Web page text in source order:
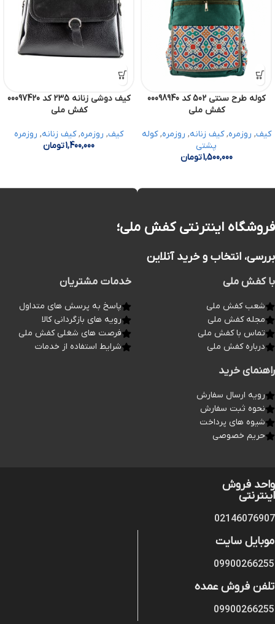
کوله طرح سنتی 502 کد 00098940
کفش ملی
کیف, روزمره,کیف زنانه, روزمره,کوله
پشتی
1,500,000تومان
کیف دوشی زنانه 235 کد 00097420
کفش ملی
کیف, روزمره,کیف زنانه, روزمره
1,400,000تومان
فروشگاه اینترنتی کفش ملی؛
بررسی، انتخاب و خرید آنلاین
با کفش ملی
شعب کفش ملی
مجله کفش ملی
تماس با کفش ملی
درباره کفش ملی
خدمات مشتریان
پاسخ به پرسش های متداول
رویه های بازگردانی کالا
فرصت های شغلی کفش ملی
شرایط استفاده از خدمات
راهنمای خرید
رویه ارسال سفارش
نحوه ثبت سفارش
شیوه های پرداخت
حریم خصوصی
واحد فروش
اینترنتی
02146076907
موبایل سایت
09900266255
تلفن فروش عمده
09900266255